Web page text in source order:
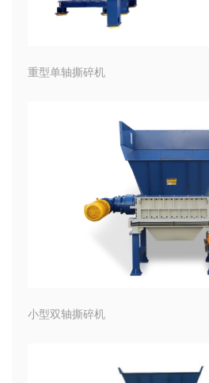
重型单轴撕碎机
小型双轴撕碎机